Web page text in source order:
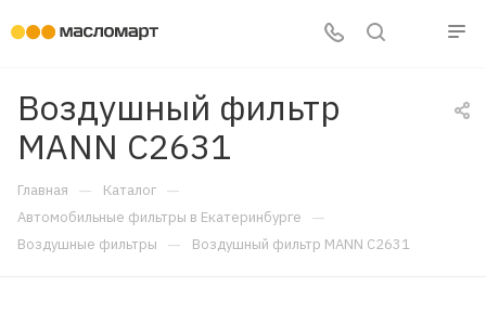
Воздушный фильтр
MANN C2631
Главная — Каталог —
Автомобильные фильтры в Екатеринбурге —
Воздушные фильтры — Воздушный фильтр MANN C2631